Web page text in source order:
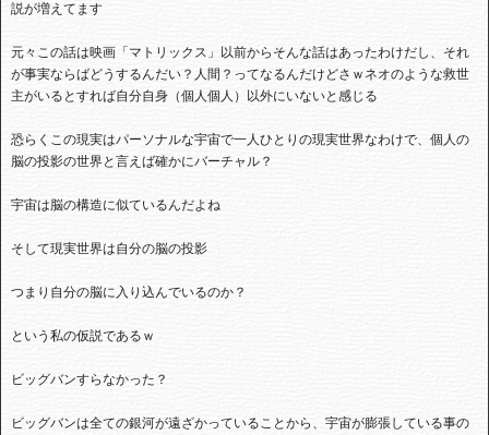
説が増えてます
元々この話は映画「マトリックス」以前からそんな話はあったわけだし、それ
が事実ならばどうするんだい？人間？ってなるんだけどさｗネオのような救世
主がいるとすれば自分自身（個人個人）以外にいないと感じる
恐らくこの現実はパーソナルな宇宙で一人ひとりの現実世界なわけで、個人の
脳の投影の世界と言えば確かにバーチャル？
宇宙は脳の構造に似ているんだよね
そして現実世界は自分の脳の投影
つまり自分の脳に入り込んでいるのか？
という私の仮説であるｗ
ビッグバンすらなかった？
ビッグバンは全ての銀河が遠ざかっていることから、宇宙が膨張している事の